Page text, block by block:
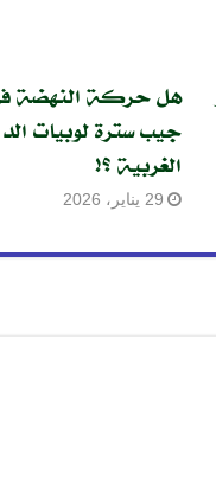
هل حركة النهضة
جيب سترة لوبيات
الغربية ؟!
29 يناير، 2026